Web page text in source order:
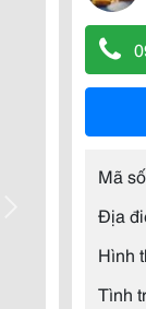
Mã
Địa
Hình
Tình